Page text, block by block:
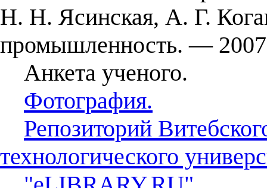
Н. Н. Ясинская, А. Г.
промышленность. —
Анкета ученого.
Фотография.
Репозиторий
технологического